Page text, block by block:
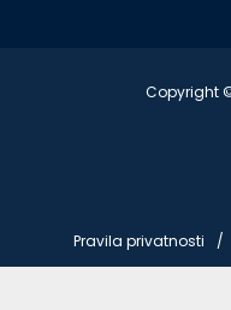
Copyright
Pravila privatnosti